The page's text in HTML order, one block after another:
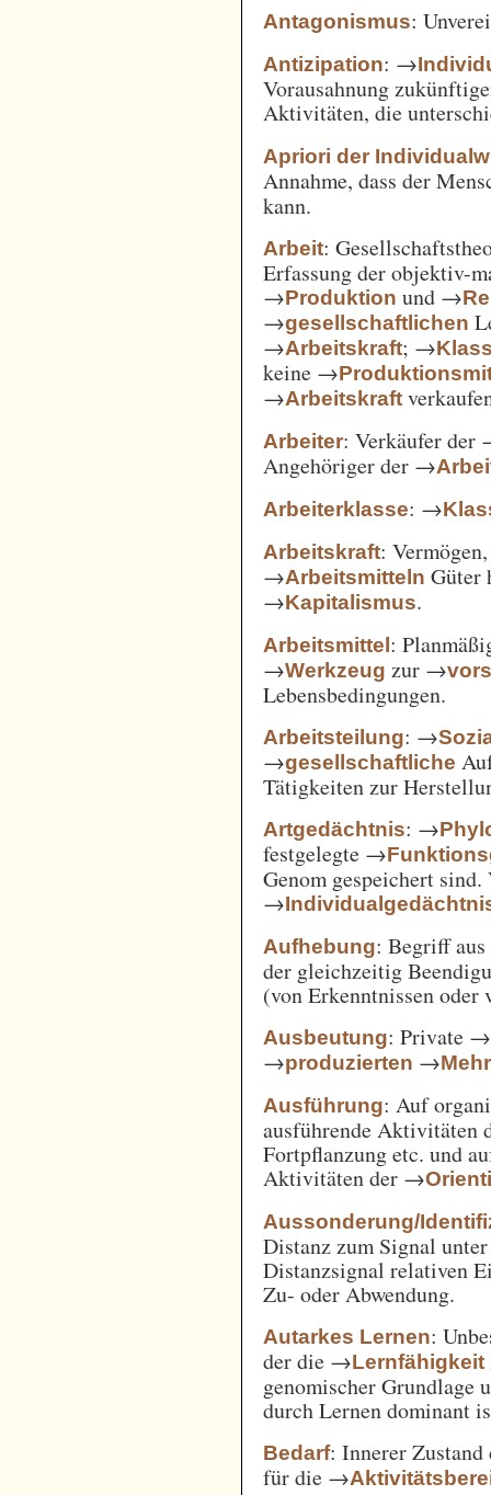
Antagonismus:
Antizipation: →
Vorausahnung
Aktivitäten, die
Apriori der
Annahme, dass der
kann.
Arbeit:
Erfassung der objektiv-
→Produktion und →
→gesellschaftlichen
→Arbeitskraft; →
keine →
→Arbeitskraft
Arbeiter: Verkäufer der
Angehöriger der →
Arbeiterklasse: →
Arbeitskraft:
→Arbeitsmitteln Güter
→Kapitalismus.
Arbeitsmittel:
→Werkzeug zur →
Lebensbedingungen.
Arbeitsteilung: →
→gesellschaftliche
Tätigkeiten zur
Artgedächtnis: →
festgelegte →
Genom gespeichert sind.
→
Aufhebung: Begriff
der gleichzeitig
(von Erkenntnissen
Ausbeutung: Private →
→produzierten →
Ausführung: Auf
ausführende Aktivitäten
Fortpflanzung etc. und
Aktivitäten der →
Aussonderung/
Distanz zum Signal
Distanzsignal relativen
Zu- oder Abwendung.
Autarkes Lernen:
der die →Lernfähigkeit
genomischer Grundlage
durch Lernen dominant
Bedarf: Innerer
für die →